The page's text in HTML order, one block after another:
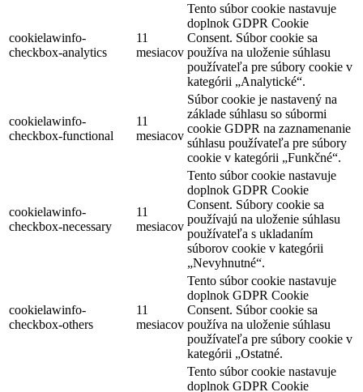
cookielawinfo-
checkbox-analytics
11
mesiacov
Tento súbor cookie nastavuje
doplnok GDPR Cookie
Consent. Súbor cookie sa
používa na uloženie súhlasu
používateľa pre súbory cookie v
kategórii „Analytické“.
cookielawinfo-
checkbox-functional
11
mesiacov
Súbor cookie je nastavený na
základe súhlasu so súbormi
cookie GDPR na zaznamenanie
súhlasu používateľa pre súbory
cookie v kategórii „Funkčné“.
cookielawinfo-
checkbox-necessary
11
mesiacov
Tento súbor cookie nastavuje
doplnok GDPR Cookie
Consent. Súbory cookie sa
používajú na uloženie súhlasu
používateľa s ukladaním
súborov cookie v kategórii
„Nevyhnutné“.
cookielawinfo-
checkbox-others
11
mesiacov
Tento súbor cookie nastavuje
doplnok GDPR Cookie
Consent. Súbor cookie sa
používa na uloženie súhlasu
používateľa pre súbory cookie v
kategórii „Ostatné.
Tento súbor cookie nastavuje
doplnok GDPR Cookie